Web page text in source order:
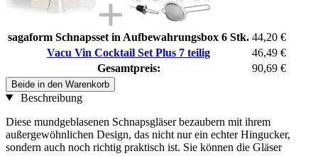
sagaform Schnapsset in Aufbewahrungsbox 6 Stk. 44,20 €
Vacu Vin Cocktail Set Plus 7 teilig
46,49 €
Gesamtpreis:
90,69 €
Beide in den Warenkorb
Beschreibung
Diese mundgeblasenen Schnapsgläser bezaubern mit ihrem
außergewöhnlichen Design, das nicht nur ein echter Hingucker,
sondern auch noch richtig praktisch ist. Sie können die Gläser